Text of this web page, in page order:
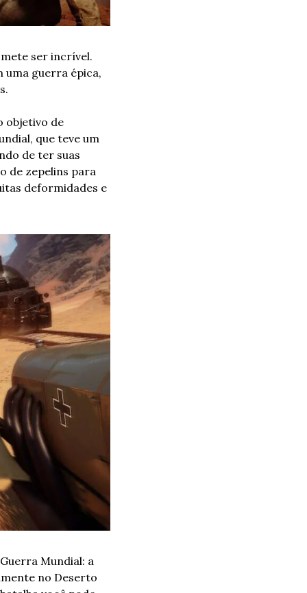
ser incrível.
uma guerra épica,
objetivo de
que teve um
de ter suas
de zepelins para
deformidades e
Mundial: a
no Deserto